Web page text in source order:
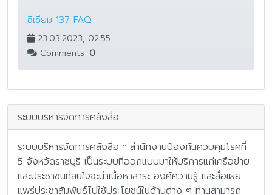
ซีเซียม 137 FAQ
23.03.2023, 02:55
Comments: 0
ระบบบริหารจัดการคลังสื่อ
ระบบบริหารจัดการคลังสื่อ :: สำนักงานป้องกันควบคุมโรคที่
5 จังหวัดราชบุรี เป็นระบบที่ออกแบบมาให้บริการแก่เครือข่าย
และประชาชนที่สนใจจะนำเนื้อหาสาระ องค์ความรู้ และสื่อเผย
แพร่ประชาสัมพันธ์ไปใช้ประโยชน์ในด้านต่าง ๆ ท่านสามารถ